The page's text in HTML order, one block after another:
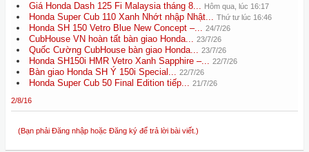
Giá Honda Dash 125 Fi Malaysia tháng 8... Hôm qua, lúc 16:17
Honda Super Cub 110 Xanh Nhớt nhập Nhật... Thứ tư lúc 16:46
Honda SH 150 Vetro Blue New Concept –... 24/7/26
CubHouse VN hoàn tất bàn giao Honda... 23/7/26
Quốc Cường CubHouse bàn giao Honda... 23/7/26
Honda SH150i HMR Vetro Xanh Sapphire –... 22/7/26
Bàn giao Honda SH Ý 150i Special... 22/7/26
Honda Super Cub 50 Final Edition tiếp... 21/7/26
2/8/16
(Bạn phải Đăng nhập hoặc Đăng ký để trả lời bài viết.)